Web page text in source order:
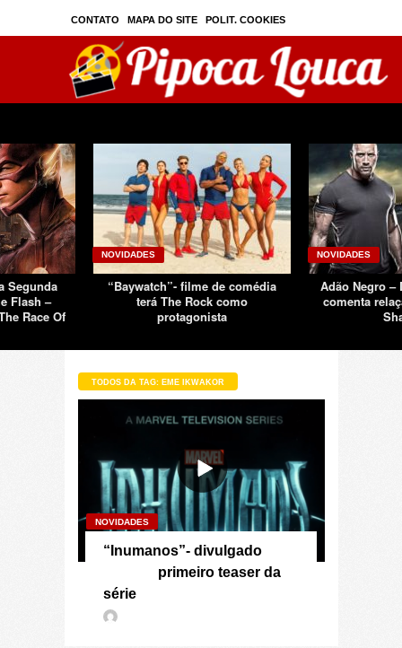
CONTATO MAPA DO SITE POLIT. COOKIES
PRIVAC./SEGURANÇA
Segunda
Flash –
Race Of
NOVIDADES
“Baywatch”- filme de comédia
terá The Rock como
protagonista
NOVIDADES
Adão Negro –
comenta
TODOS DA TAG: EME IKWAKOR
NOVIDADES
“Inumanos”- divulgado
primeiro teaser da
série